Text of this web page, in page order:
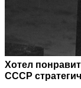
Хотел
СССР